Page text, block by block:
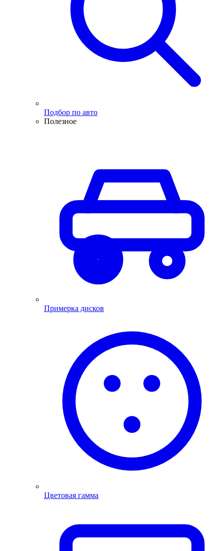
Подбор по авто
Полезное
Примерка дисков
Цветовая гамма